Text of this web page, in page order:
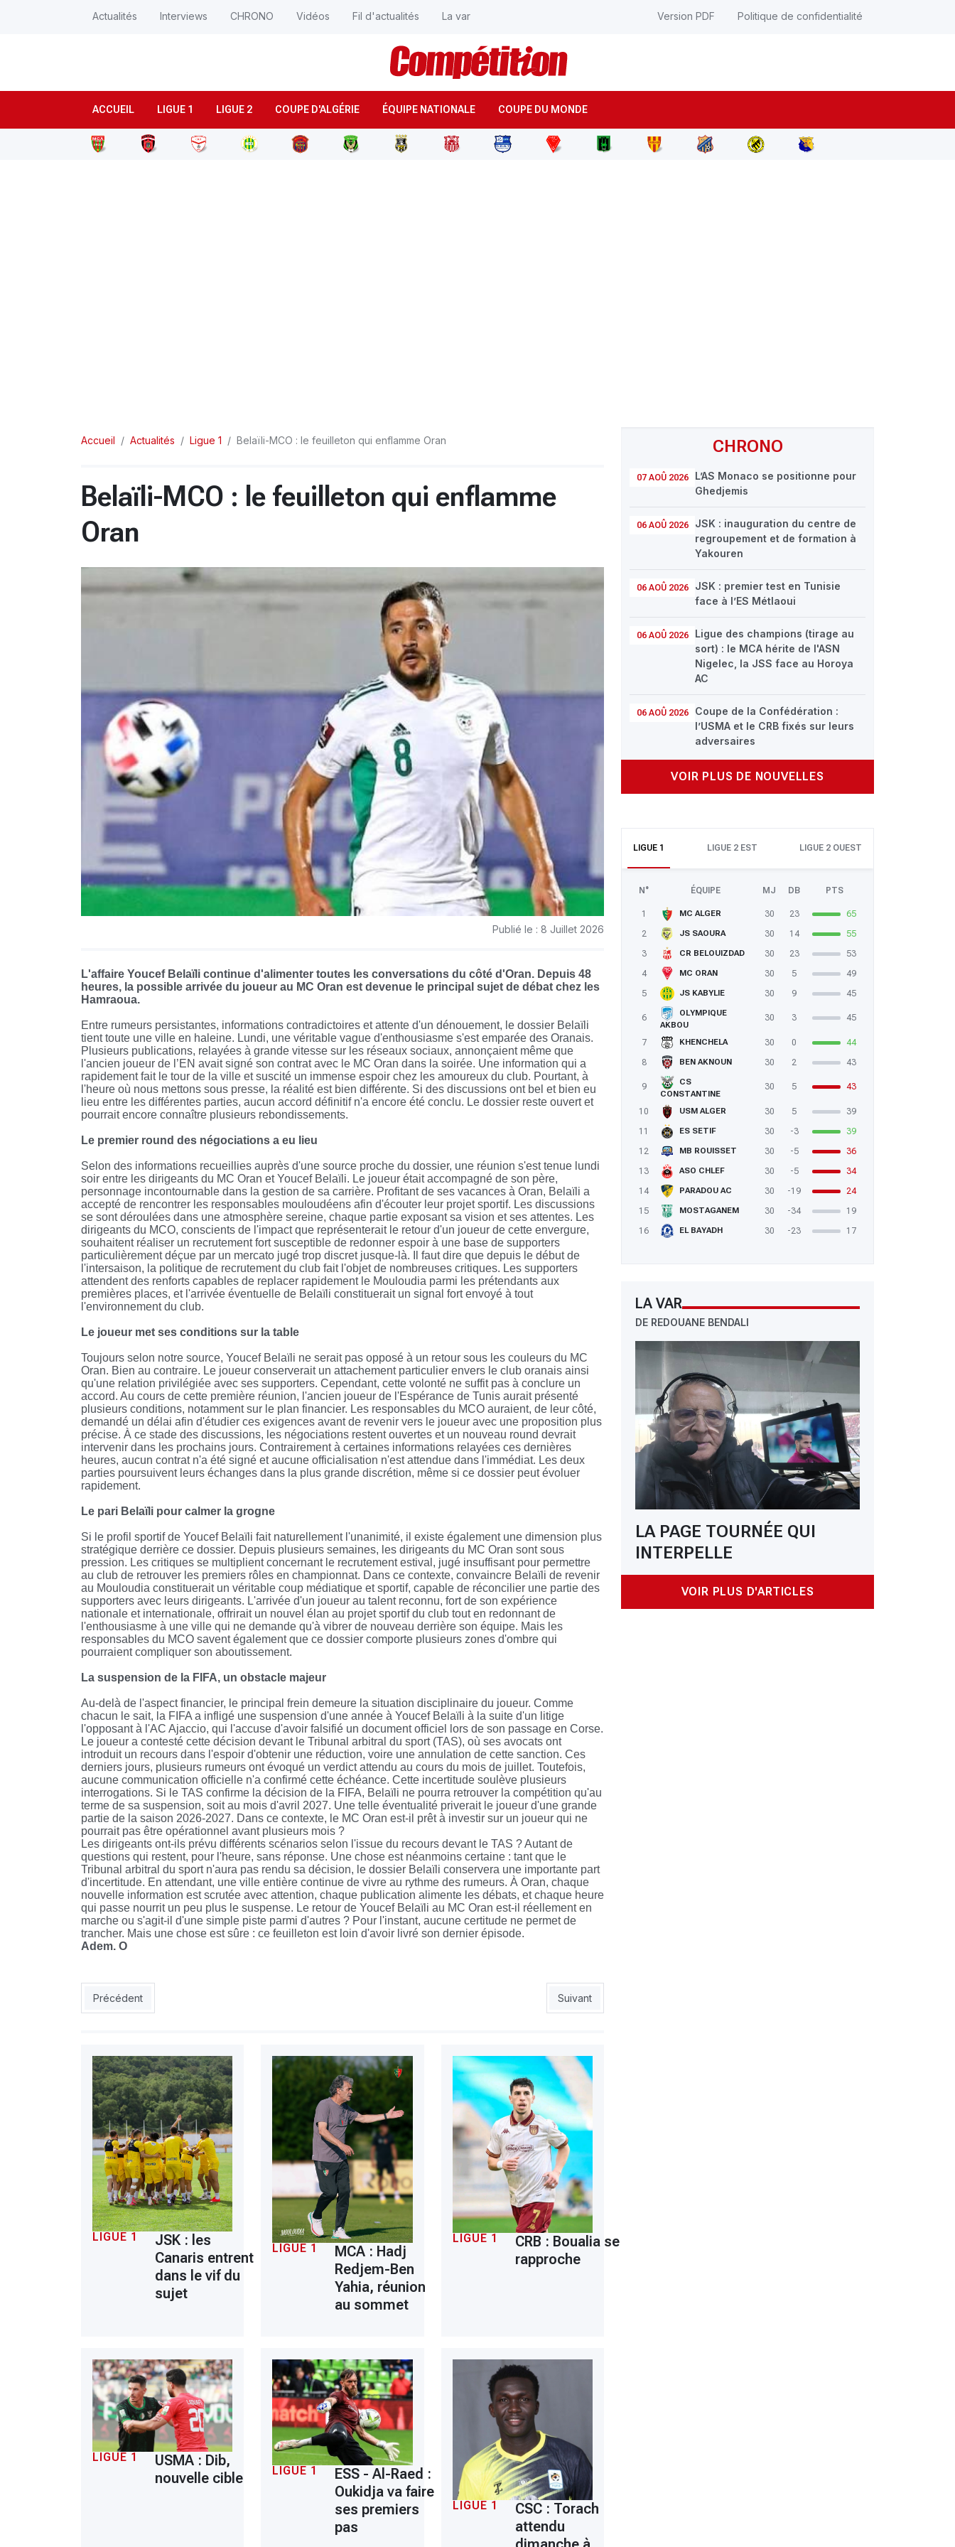
ACCUEIL LIGUE 1 LIGUE 2 COUPE D'ALGÉRIE ÉQUIPE NATIONALE COUPE DU MONDE
Actualités Interviews CHRONO Vidéos Fil d'actualités La var Version PDF Politique de confidentialité
CHRONO
07 AOÛ 2026
L’AS Monaco se positionne pour
Ghedjemis
06 AOÛ 2026
JSK : inauguration du centre de
regroupement et de formation à
Yakouren
06 AOÛ 2026
JSK : premier test en Tunisie
face à l’ES Métlaoui
06 AOÛ 2026
Ligue des champions (tirage au
sort) : le MCA hérite de l'ASN
Nigelec, la JSS face au Horoya
AC
06 AOÛ 2026
Coupe de la Confédération :
l’USMA et le CRB fixés sur leurs
adversaires
VOIR PLUS DE NOUVELLES
LIGUE 1 LIGUE 2 EST LIGUE 2 OUEST
N° ÉQUIPE MJ DB PTS
1 MC ALGER 30 23
65
2
JS SAOURA 30 14
55
3
CR BELOUIZDAD 30 23
53
4
MC ORAN 30 5
49
5
JS KABYLIE 30 9 45
6
OLYMPIQUE
AKBOU
30 3 45
7 KHENCHELA 30 0
44
8
BEN AKNOUN 30 2 43
9
CS
CONSTANTINE
30 5 43
10 USM ALGER 30 5
39
11
ES SETIF 30 -3
39
12
MB ROUISSET 30 -5
36
13
ASO CHLEF 30 -5
34
14
PARADOU AC 30 -19
24
15
MOSTAGANEM 30 -34
19
16
EL BAYADH 30 -23 17
LA VAR
DE REDOUANE BENDALI
LA PAGE TOURNÉE QUI
INTERPELLE
VOIR PLUS D'ARTICLES
Accueil Actualités Ligue 1 Belaïli-MCO : le feuilleton qui enflamme Oran
Belaïli-MCO : le feuilleton qui enflamme
Oran
Publié le : 8 Juillet 2026
L'affaire Youcef Belaïli continue d'alimenter toutes les conversations du côté d'Oran. Depuis 48
heures, la possible arrivée du joueur au MC Oran est devenue le principal sujet de débat chez les
Hamraoua.
Entre rumeurs persistantes, informations contradictoires et attente d'un dénouement, le dossier Belaïli
tient toute une ville en haleine. Lundi, une véritable vague d'enthousiasme s'est emparée des Oranais.
Plusieurs publications, relayées à grande vitesse sur les réseaux sociaux, annonçaient même que
l'ancien joueur de l’EN avait signé son contrat avec le MC Oran dans la soirée. Une information qui a
rapidement fait le tour de la ville et suscité un immense espoir chez les amoureux du club. Pourtant, à
l'heure où nous mettons sous presse, la réalité est bien différente. Si des discussions ont bel et bien eu
lieu entre les différentes parties, aucun accord définitif n'a encore été conclu. Le dossier reste ouvert et
pourrait encore connaître plusieurs rebondissements.
Le premier round des négociations a eu lieu
Selon des informations recueillies auprès d'une source proche du dossier, une réunion s'est tenue lundi
soir entre les dirigeants du MC Oran et Youcef Belaïli. Le joueur était accompagné de son père,
personnage incontournable dans la gestion de sa carrière. Profitant de ses vacances à Oran, Belaïli a
accepté de rencontrer les responsables mouloudéens afin d'écouter leur projet sportif. Les discussions
se sont déroulées dans une atmosphère sereine, chaque partie exposant sa vision et ses attentes. Les
dirigeants du MCO, conscients de l'impact que représenterait le retour d'un joueur de cette envergure,
souhaitent réaliser un recrutement fort susceptible de redonner espoir à une base de supporters
particulièrement déçue par un mercato jugé trop discret jusque-là. Il faut dire que depuis le début de
l'intersaison, la politique de recrutement du club fait l'objet de nombreuses critiques. Les supporters
attendent des renforts capables de replacer rapidement le Mouloudia parmi les prétendants aux
premières places, et l'arrivée éventuelle de Belaïli constituerait un signal fort envoyé à tout
l'environnement du club.
Le joueur met ses conditions sur la table
Toujours selon notre source, Youcef Belaïli ne serait pas opposé à un retour sous les couleurs du MC
Oran. Bien au contraire. Le joueur conserverait un attachement particulier envers le club oranais ainsi
qu'une relation privilégiée avec ses supporters. Cependant, cette volonté ne suffit pas à conclure un
accord. Au cours de cette première réunion, l'ancien joueur de l'Espérance de Tunis aurait présenté
plusieurs conditions, notamment sur le plan financier. Les responsables du MCO auraient, de leur côté,
demandé un délai afin d'étudier ces exigences avant de revenir vers le joueur avec une proposition plus
précise. À ce stade des discussions, les négociations restent ouvertes et un nouveau round devrait
intervenir dans les prochains jours. Contrairement à certaines informations relayées ces dernières
heures, aucun contrat n'a été signé et aucune officialisation n'est attendue dans l'immédiat. Les deux
parties poursuivent leurs échanges dans la plus grande discrétion, même si ce dossier peut évoluer
rapidement.
Le pari Belaïli pour calmer la grogne
Si le profil sportif de Youcef Belaïli fait naturellement l'unanimité, il existe également une dimension plus
stratégique derrière ce dossier. Depuis plusieurs semaines, les dirigeants du MC Oran sont sous
pression. Les critiques se multiplient concernant le recrutement estival, jugé insuffisant pour permettre
au club de retrouver les premiers rôles en championnat. Dans ce contexte, convaincre Belaïli de revenir
au Mouloudia constituerait un véritable coup médiatique et sportif, capable de réconcilier une partie des
supporters avec leurs dirigeants. L'arrivée d'un joueur au talent reconnu, fort de son expérience
nationale et internationale, offrirait un nouvel élan au projet sportif du club tout en redonnant de
l'enthousiasme à une ville qui ne demande qu'à vibrer de nouveau derrière son équipe. Mais les
responsables du MCO savent également que ce dossier comporte plusieurs zones d'ombre qui
pourraient compliquer son aboutissement.
La suspension de la FIFA, un obstacle majeur
Au-delà de l'aspect financier, le principal frein demeure la situation disciplinaire du joueur. Comme
chacun le sait, la FIFA a infligé une suspension d'une année à Youcef Belaïli à la suite d'un litige
l'opposant à l'AC Ajaccio, qui l'accuse d'avoir falsifié un document officiel lors de son passage en Corse.
Le joueur a contesté cette décision devant le Tribunal arbitral du sport (TAS), où ses avocats ont
introduit un recours dans l'espoir d'obtenir une réduction, voire une annulation de cette sanction. Ces
derniers jours, plusieurs rumeurs ont évoqué un verdict attendu au cours du mois de juillet. Toutefois,
aucune communication officielle n'a confirmé cette échéance. Cette incertitude soulève plusieurs
interrogations. Si le TAS confirme la décision de la FIFA, Belaïli ne pourra retrouver la compétition qu'au
terme de sa suspension, soit au mois d'avril 2027. Une telle éventualité priverait le joueur d'une grande
partie de la saison 2026-2027. Dans ce contexte, le MC Oran est-il prêt à investir sur un joueur qui ne
pourrait pas être opérationnel avant plusieurs mois ?
Les dirigeants ont-ils prévu différents scénarios selon l'issue du recours devant le TAS ? Autant de
questions qui restent, pour l'heure, sans réponse. Une chose est néanmoins certaine : tant que le
Tribunal arbitral du sport n'aura pas rendu sa décision, le dossier Belaïli conservera une importante part
d'incertitude. En attendant, une ville entière continue de vivre au rythme des rumeurs. À Oran, chaque
nouvelle information est scrutée avec attention, chaque publication alimente les débats, et chaque heure
qui passe nourrit un peu plus le suspense. Le retour de Youcef Belaïli au MC Oran est-il réellement en
marche ou s'agit-il d'une simple piste parmi d'autres ? Pour l'instant, aucune certitude ne permet de
trancher. Mais une chose est sûre : ce feuilleton est loin d'avoir livré son dernier épisode.
Adem. O
Article précédent : CSC : c’est la reprise !
Précédent Article suivant : JSK : Mahious aujourd'hui à Tizi
Suivant
LIGUE 1
JSK : les
Canaris entrent
dans le vif du
sujet
LIGUE 1
MCA : Hadj
Redjem-Ben
Yahia, réunion
au sommet
LIGUE 1
CRB : Boualia se
rapproche
LIGUE 1
USMA : Dib,
nouvelle cible
LIGUE 1
ESS - Al-Raed :
Oukidja va faire
ses premiers
pas
LIGUE 1
CSC : Torach
attendu